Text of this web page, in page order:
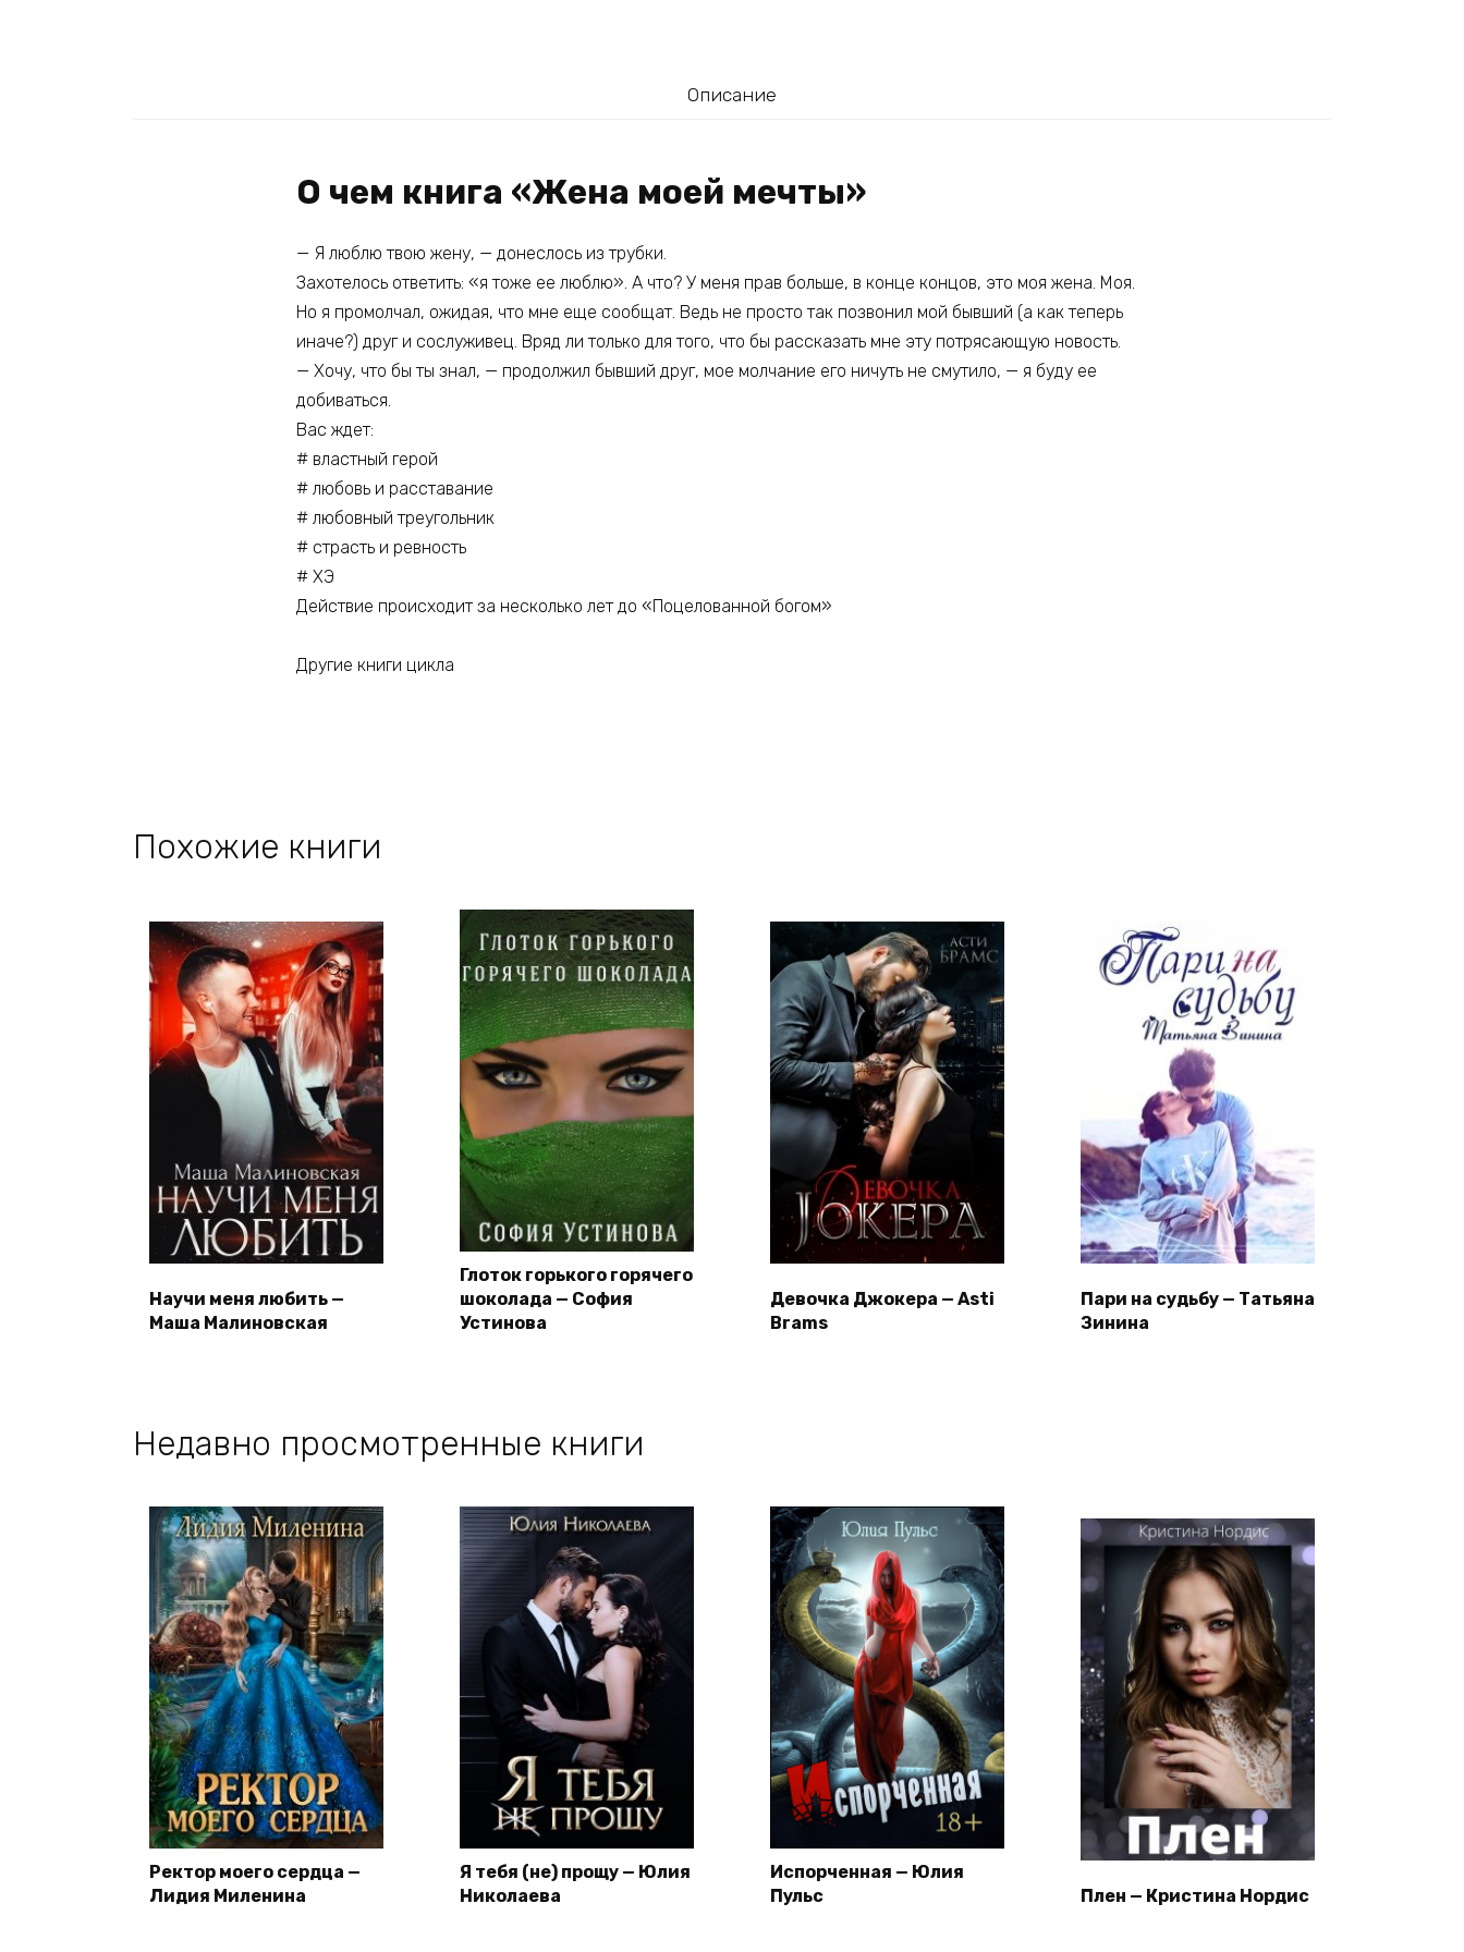
Описание
О чем книга «Жена моей мечты»
— Я люблю твою жену, — донеслось из трубки.
Захотелось ответить: «я тоже ее люблю». А что? У меня прав больше, в конце концов, это моя жена. Моя.
Но я промолчал, ожидая, что мне еще сообщат. Ведь не просто так позвонил мой бывший (а как теперь
иначе?) друг и сослуживец. Вряд ли только для того, что бы рассказать мне эту потрясающую новость.
— Хочу, что бы ты знал, — продолжил бывший друг, мое молчание его ничуть не смутило, — я буду ее
добиваться.
Вас ждет:
# властный герой
# любовь и расставание
# любовный треугольник
# страсть и ревность
# ХЭ
Действие происходит за несколько лет до «Поцелованной богом»
Другие книги цикла
Похожие книги
Научи меня любить —
Маша Малиновская
Глоток горького горячего
шоколада — София
Устинова
Девочка Джокера — Asti
Brams
Пари на судьбу — Татьяна
Зинина
Недавно просмотренные книги
Ректор моего сердца —
Лидия Миленина
Я тебя (не) прощу — Юлия
Николаева
Испорченная — Юлия
Пульс
Плен — Кристина Нордис